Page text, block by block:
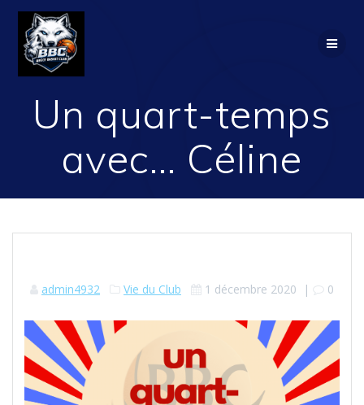
Un quart-temps
avec… Céline
admin4932 Vie du Club 1 décembre 2020 | 0